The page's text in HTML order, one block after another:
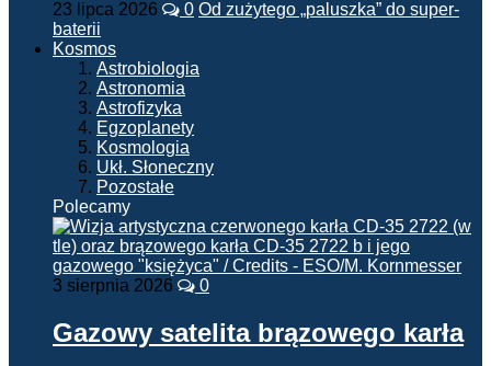
23 lipca 2026 0 Od zużytego „paluszka” do super-
baterii
Kosmos
Astrobiologia
Astronomia
Astrofizyka
Egzoplanety
Kosmologia
Ukł. Słoneczny
Pozostałe
Polecamy
3 sierpnia 2026 0
Gazowy satelita brązowego karła